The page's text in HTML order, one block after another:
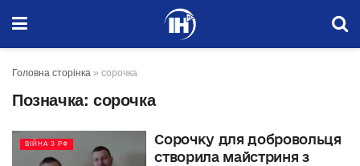
Головна сторінка » сорочка
Позначка: сорочка
ВІЙНА З РФ
Сорочку для добровольця
створила майстриня з